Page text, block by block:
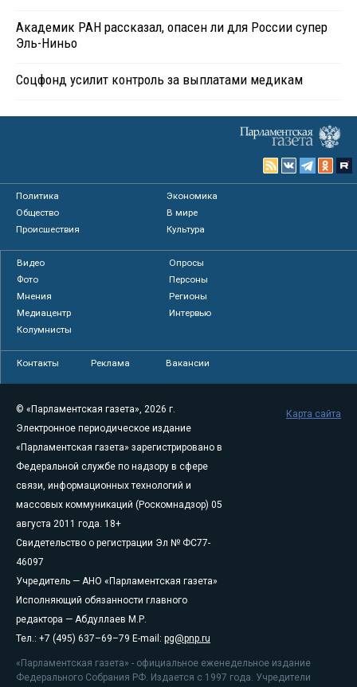
Академик РАН рассказал, опасен ли для России супер
Эль-Ниньо
Соцфонд усилит контроль за выплатами медикам
Политика
Экономика
Общество
В мире
Происшествия
Культура
Видео
Опросы
Фото
Персоны
Мнения
Регионы
Медиацентр
Интервью
Колумнисты
Контакты Реклама Вакансии
© «Парламентская газета», 2026 г.
Электронное периодическое издание
«Парламентская газета» зарегистрировано в
Федеральной службе по надзору в сфере
связи, информационных технологий и
массовых коммуникаций (Роскомнадзор) 05
августа 2011 года. 18+
Свидетельство о регистрации Эл № ФС77-
46097
Учредитель — АНО «Парламентская газета»
Исполняющий обязанности главного
редактора — Абдуллаев М.Р.
Тел.: +7 (495) 637–69–79 E-mail: pg@pnp.ru
«Парламентская газета» - официальное еженедельное издание
Федерального Собрания РФ. Издается с 1997 года. Учредители
Карта сайта